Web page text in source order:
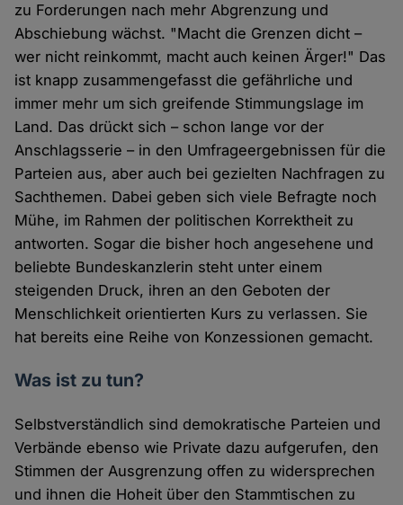
zu Forderungen nach mehr Abgrenzung und
Abschiebung wächst. "Macht die Grenzen dicht –
wer nicht reinkommt, macht auch keinen Ärger!" Das
ist knapp zusammengefasst die gefährliche und
immer mehr um sich greifende Stimmungslage im
Land. Das drückt sich – schon lange vor der
Anschlagsserie – in den Umfrageergebnissen für die
Parteien aus, aber auch bei gezielten Nachfragen zu
Sachthemen. Dabei geben sich viele Befragte noch
Mühe, im Rahmen der politischen Korrektheit zu
antworten. Sogar die bisher hoch angesehene und
beliebte Bundeskanzlerin steht unter einem
steigenden Druck, ihren an den Geboten der
Menschlichkeit orientierten Kurs zu verlassen. Sie
hat bereits eine Reihe von Konzessionen gemacht.
Was ist zu tun?
Selbstverständlich sind demokratische Parteien und
Verbände ebenso wie Private dazu aufgerufen, den
Stimmen der Ausgrenzung offen zu widersprechen
und ihnen die Hoheit über den Stammtischen zu